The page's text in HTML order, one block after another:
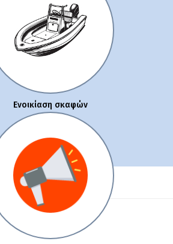
Ενοικίαση σκαφών